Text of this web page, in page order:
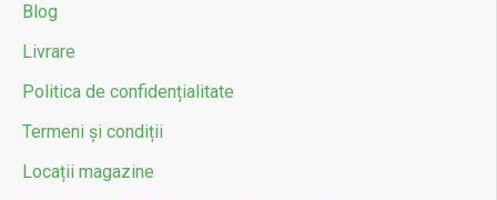
Blog
Livrare
Politica de confidențialitate
Termeni și condiții
Locații magazine